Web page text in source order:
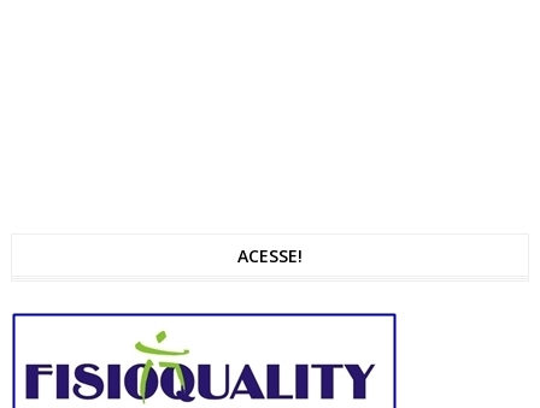
ACESSE!